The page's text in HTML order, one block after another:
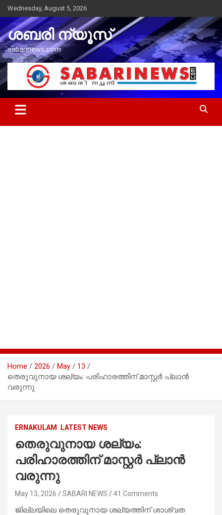
Skip
to
content
Wednesday, August 5, 2026
ശബരി ന്യൂസ്
sabarinews.com
Home 2026 May
13
തെരുവുനായ ശല്യം: പരിഹാരത്തിന് മാസ്റ്റർ പ്ലാൻ
വരുന്നു
ERNAKULAM LATEST NEWS
തെരുവുനായ ശല്യം:
പരിഹാരത്തിന് മാസ്റ്റർ പ്ലാൻ
വരുന്നു
May 13, 2026 SABARI NEWS 41 Comments
ജില്ലയിലെ തെരുവുനായ ശല്യത്തിന് ശാശ്വത